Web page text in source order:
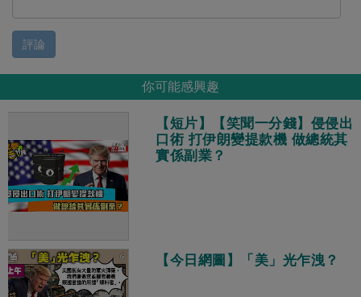
評論
你可能感興趣
【短片】【笑聞一分錢】侵侵出
口術 打伊朗變提款機 做總統其
實係副業？
【今日網圖】「美」光乍洩？